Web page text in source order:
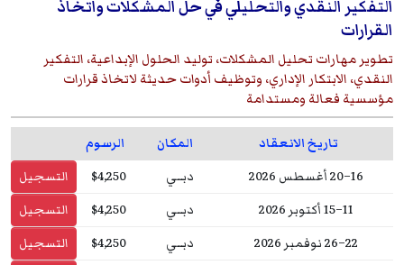
التفكير النقدي والتحليلي في حل المشكلات واتخاذ
القرارات
تطوير مهارات تحليل المشكلات، توليد الحلول الإبداعية، التفكير
النقدي، الابتكار الإداري، وتوظيف أدوات حديثة لاتخاذ قرارات
مؤسسية فعالة ومستدامة
تاريخ الانعقاد المكان
الرسوم
16–20 أغسطس 2026
دبــي $4,250
التسجيل
11–15 أكتوبر 2026
دبــي $4,250
التسجيل
22–26 نوفمبر 2026
دبــي $4,250
التسجيل